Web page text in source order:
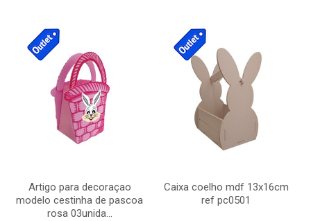
Artigo para decoraçao
modelo cestinha de pascoa
rosa 03unida...
Caixa coelho mdf 13x16cm
ref pc0501